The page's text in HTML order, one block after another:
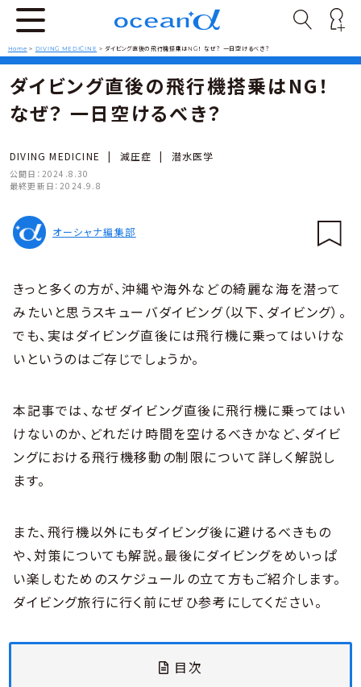
Home > DIVING MEDICINE >ダイビング直後の飛行機搭乗はNG！ なぜ？ 一日空けるべき？
ダイビング直後の飛行機搭乗はNG！
なぜ？ 一日空けるべき？
DIVING MEDICINE | 減圧症 | 潜水医学
公開日： 2024.8.30
最終更新日： 2024.9.8
オーシャナ編集部
きっと多くの方が、沖縄や海外などの綺麗な海を潜って
みたいと思うスキューバダイビング（以下、ダイビング）。
でも、実はダイビング直後には飛行機に乗ってはいけな
いというのはご存じでしょうか。
本記事では、なぜダイビング直後に飛行機に乗ってはい
けないのか、どれだけ時間を空けるべきかなど、ダイビ
ングにおける飛行機移動の制限について詳しく解説し
ます。
また、飛行機以外にもダイビング後に避けるべきもの
や、対策についても解説。最後にダイビングをめいっぱ
い楽しむためのスケジュールの立て方もご紹介します。
ダイビング旅行に行く前にぜひ参考にしてください。
目次